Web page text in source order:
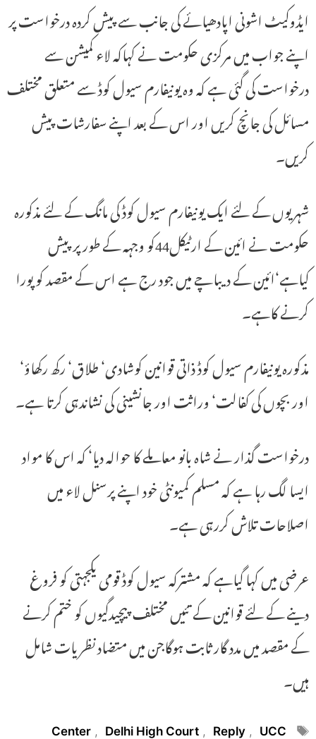
ایڈوکیٹ اشونی اپادھیائے کی جانب سے پیش کردہ درخواست پر
اپنے جواب میں مرکزی حکومت نے کہاکہ لاء کمیشن سے
درخواست کی گئی ہے کہ وہ یونیفارم سیول کوڈ سے متعلق مختلف
مسائل کی جانچ کریں اور اس کے بعد اپنے سفارشات پیش
کریں۔
شہریوں کے لئے ایک یونیفارم سیول کوڈ کی مانگ کے لئے مذکورہ
حکومت نے ائین کے ارٹیکل44کو وجہہ کے طور پر پیش
کیاہے‘ائین کے دیباچے میں جود رج ہے اس کے مقصد کو پورا
کرنے کاہے۔
مذکورہ یونیفارم سیول کوڈ ذاتی قوانین کوشادی‘ طلاق‘ رکھ رکھاؤ‘
اور بچوں کی کفالت‘ وراثت اور جانشینی کی نشاندہی کرتا ہے۔
درخواست گذار نے شاہ بانو معاملے کا حوالہ دیا‘ کہ اس کا مواد
ایسا لگ رہا ہے کہ مسلم کمیونٹی خود اپنے پرسنل لاء میں
اصلاحات تلاش کررہی ہے۔
عرضی میں کہا گیاہے کہ مشترکہ سیول کوڈ قومی یکجہتی کو فروغ
دینے کے لئے قوانین کے تئیں مختلف پیچیدگیوں کو ختم کرنے
کے مقصد میں مدد گار ثابت ہوگاجن میں متضاد نظریات شامل
ہیں۔
Tags
Center , Delhi High Court , Reply , UCC